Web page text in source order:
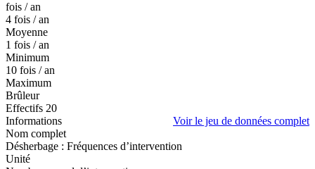
fois / an
4 fois / an
Moyenne
1 fois / an
Minimum
10 fois / an
Maximum
Brûleur
Effectifs 20
Informations
Voir le jeu de données complet
Nom complet
Désherbage : Fréquences d’intervention
Unité